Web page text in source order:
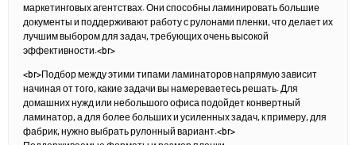
маркетинговых агентствах. Они способны ламинировать большие
документы и поддерживают работу с рулонами пленки, что делает их
лучшим выбором для задач, требующих очень высокой
эффективности.<br>
<br>Подбор между этими типами ламинаторов напрямую зависит
начиная от того, какие задачи вы намереваетесь решать. Для
домашних нужд или небольшого офиса подойдет конвертный
ламинатор, а для более больших и усиленных задач, к примеру, для
фабрик, нужно выбрать рулонный вариант.<br>